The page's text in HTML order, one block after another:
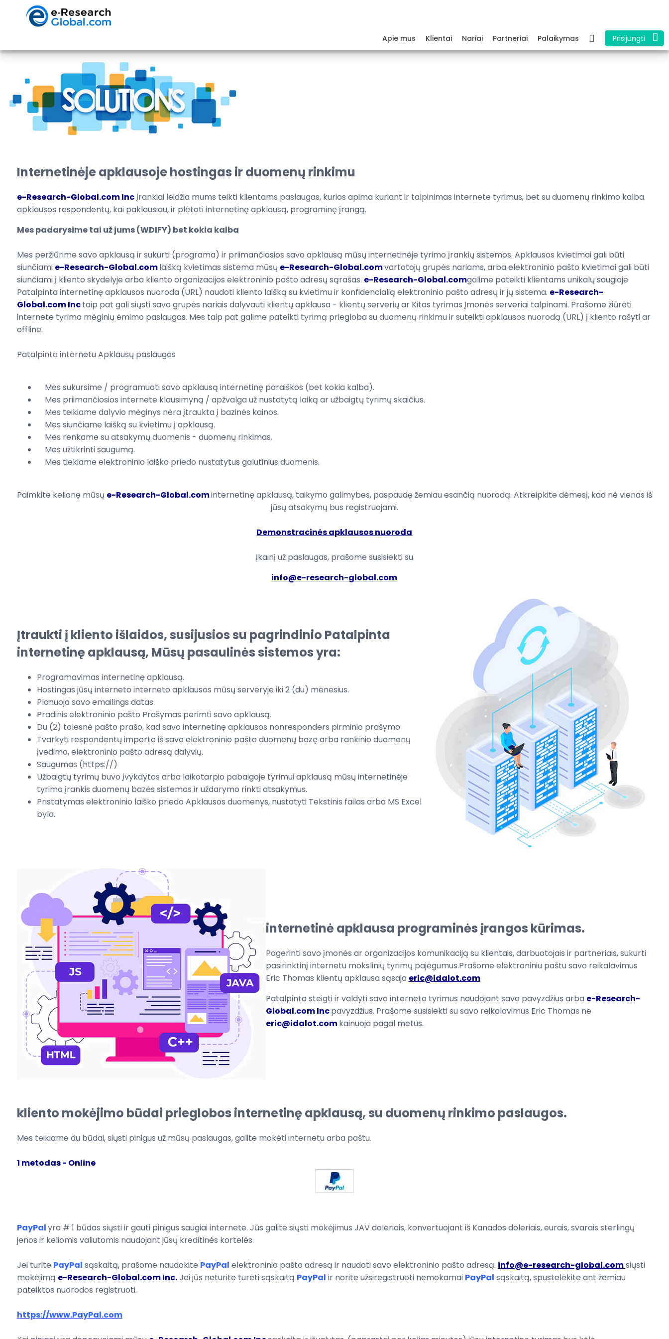
Apie mus Klientai Nariai Partneriai Palaikymas Prisijungti
Internetinėje apklausoje hostingas ir duomenų rinkimu
e-Research-Global.com Incįrankiai leidžia mums teikti klientams paslaugas, kurios apima kuriant ir talpinimas internete tyrimus, bet suduomenų rinkimo kalba.
apklausos respondentų, kai paklausiau, ir plėtotiinternetinę apklausą, programinęįrangą.
Mes padarysime tai užjums (WDIFY) bet kokia kalba
Mes peržiūrime savo apklausą irsukurti (programa) ir priimančiosios savo apklausą mūsų internetinėje tyrimo įrankių sistemos. Apklausos kvietimaigali būti
siunčiami e-Research-Global.comlaišką kvietimas sistema mūsų e-Research-Global.comvartotojų grupės nariams, arba elektroninio pašto kvietimai gali būti
siunčiami į kliento skydelyje arba kliento organizacijos elektroninio pašto adresų sąrašas. e-Research-Global.comgalime pateikti klientams unikalų saugioje
Patalpinta internetinę apklausos nuoroda (URL) naudoti kliento laišką su kvietimu ir konfidencialią elektroninio pašto adresų ir jų sistema. e-Research-
Global.com Inctaip pat gali siųsti savo grupės nariais dalyvauti klientų apklausa - klientų serverių ar Kitas tyrimas Įmonės serveriai talpinami. Prašome žiūrėti
internete tyrimo mėginių ėmimo paslaugas. Mes taip pat galime pateikti tyrimą priegloba su duomenų rinkimu ir suteikti apklausos nuorodą (URL) į kliento rašyti ar
offline.
Patalpinta internetu Apklausų paslaugos
Mes sukursime / programuotisavo apklausą internetinę paraiškos (bet kokia kalba).
Mes priimančiosios internete klausimyną / apžvalgauž nustatytą laiką aružbaigtų tyrimų skaičius.
Mes teikiame dalyvio mėginys nėraįtraukta į bazinės kainos.
Mes siunčiame laišką su kvietimuį apklausą.
Mes renkame su atsakymų duomenis - duomenų rinkimas.
Mes užtikrinti saugumą.
Mes tiekiame elektroninio laiško priedo nustatytus galutinius duomenis.
Paimkite kelionę mūsų e-Research-Global.cominternetinę apklausą, taikymo galimybes, paspaudęžemiau esančią nuorodą. Atkreipkite dėmesį, kad nėvienas iš
jūsų atsakymų bus registruojami.
Demonstracinės apklausos nuoroda
Įkainį už paslaugas, prašome susisiekti su
info@e-research-global.com
Įtraukti į kliento išlaidos, susijusios su pagrindinio Patalpinta
internetinę apklausą, Mūsų pasaulinės sistemos yra:
Programavimas internetinę apklausą.
Hostingas jūsų interneto interneto apklausos mūsų serveryje iki2 (du) mėnesius.
Planuojasavo emailings datas.
Pradinis elektroninio pašto Prašymas perimtisavo apklausą.
Du (2) tolesnė pašto prašo, kadsavo internetinęapklausos nonresponders pirminio prašymo
Tvarkyti respondentų importo išsavo elektroninio pašto duomenų bazęarba rankinio duomenų
įvedimo,elektroninio pašto adresą dalyvių.
Saugumas (https://)
Užbaigtų tyrimų buvo įvykdytos arba laikotarpio pabaigoje tyrimuiapklausą mūsų internetinėje
tyrimo įrankis duomenų bazės sistemos ir uždarymo rinktiatsakymus.
Pristatymas elektroninio laiško priedo Apklausos duomenys, nustatyti Tekstinis failas arba MS Excel
byla.
internetinė apklausa programinės įrangos kūrimas.
Pagerinti savo įmonės ar organizacijos komunikaciją su klientais, darbuotojais ir partneriais,sukurti
pasirinktinį internetu mokslinių tyrimų pajėgumus.Prašome elektroniniu paštusavo reikalavimus
Eric Thomas klientų apklausasąsaja eric@idalot.com
Patalpintasteigti ir valdytisavo interneto tyrimus naudojant savo pavyzdžius arba e-Research-
Global.com Incpavyzdžius. Prašome susisiekti susavo reikalavimus Eric Thomas ne
eric@idalot.comkainuoja pagal metus.
kliento mokėjimo būdai prieglobos internetinę apklausą, su duomenų rinkimo paslaugos.
Mes teikiame du būdai,siųsti pinigus už mūsų paslaugas, galite mokėtiinternetu arba paštu.
1 metodas- Online
PayPalyra # 1 būdas siųsti irgauti pinigus saugiai internete. Jūs galite siųsti mokėjimus JAV doleriais, konvertuojant iš Kanados doleriais,eurais, svarais sterlingų
jenos ir keliomis valiutomis naudojant jūsų kreditinės kortelės.
Jei turite PayPal sąskaitą, prašome naudokite PayPal elektroninio pašto adresą ir naudotisavo elektroninio pašto adresą: info@e-research-global.comsiųsti
mokėjimą e-Research-Global.com Inc.Jei jūs neturite turėti sąskaitą PayPal ir norite užsiregistruoti nemokamai PayPal sąskaitą, spustelėkite ant žemiau
pateiktos nuorodos registruoti.
https://www.PayPal.com